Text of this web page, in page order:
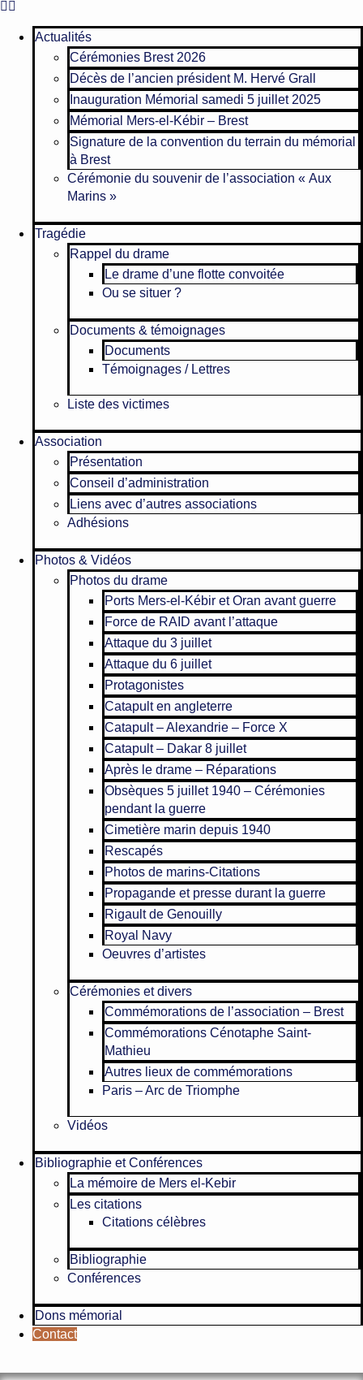
Actualités
Cérémonies Brest 2026
Décès de l’ancien président M. Hervé Grall
Inauguration Mémorial samedi 5 juillet 2025
Mémorial Mers-el-Kébir – Brest
Signature de la convention du terrain du mémorial
à Brest
Cérémonie du souvenir de l’association « Aux
Marins »
Tragédie
Rappel du drame
Le drame d’une flotte convoitée
Ou se situer ?
Documents & témoignages
Documents
Témoignages / Lettres
Liste des victimes
Association
Présentation
Conseil d’administration
Liens avec d’autres associations
Adhésions
Photos & Vidéos
Photos du drame
Ports Mers-el-Kébir et Oran avant guerre
Force de RAID avant l’attaque
Attaque du 3 juillet
Attaque du 6 juillet
Protagonistes
Catapult en angleterre
Catapult – Alexandrie – Force X
Catapult – Dakar 8 juillet
Après le drame – Réparations
Obsèques 5 juillet 1940 – Cérémonies
pendant la guerre
Cimetière marin depuis 1940
Rescapés
Photos de marins-Citations
Propagande et presse durant la guerre
Rigault de Genouilly
Royal Navy
Oeuvres d’artistes
Cérémonies et divers
Commémorations de l’association – Brest
Commémorations Cénotaphe Saint-
Mathieu
Autres lieux de commémorations
Paris – Arc de Triomphe
Vidéos
Bibliographie et Conférences
La mémoire de Mers el-Kebir
Les citations
Citations célèbres
Bibliographie
Conférences
Dons mémorial
Contact